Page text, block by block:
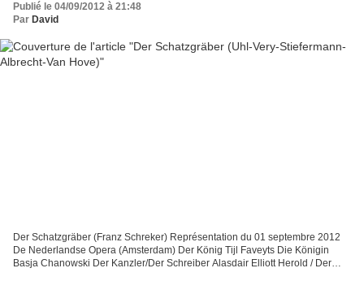
Publié le 04/09/2012 à 21:48
Par David
Der Schatzgräber (Franz Schreker) Représentation du 01 septembre 2012
De Nederlandse Opera (Amsterdam) Der König Tijl Faveyts Die Königin
Basja Chanowski Der Kanzler/Der Schreiber Alasdair Elliott Herold / Der